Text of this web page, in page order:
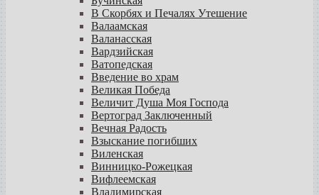
В Скорбях и Печалях Утешение
Валаамская
Валанасская
Вардзийская
Ватопедская
Введение во храм
Великая Победа
Величит Душа Моя Господа
Вертоград Заключенный
Вечная Радость
Взыскание погибших
Виленская
Винницко-Рожецкая
Вифлеемская
Владимирская